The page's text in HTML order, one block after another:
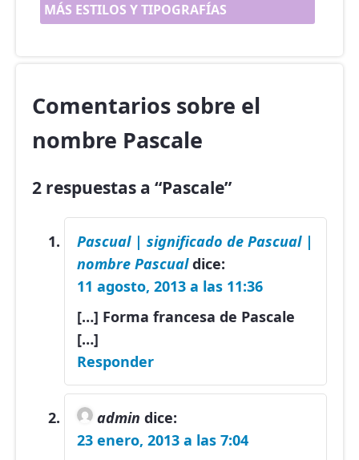
MÁS ESTILOS Y TIPOGRAFÍAS
Comentarios sobre el
nombre Pascale
2 respuestas a “Pascale”
Pascual | significado de Pascual |
nombre Pascual dice:
11 agosto, 2013 a las 11:36
[…] Forma francesa de Pascale
[…]
Responder
admin dice:
23 enero, 2013 a las 7:04